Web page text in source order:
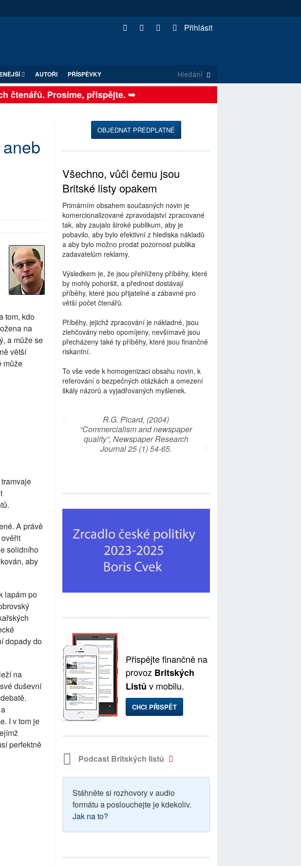
Přihlásit
AUTOŘI PŘÍSPĚVKY
Prosíme, přispějte. ➥
tom, kdo
na
a může se
větší
může
A právě
solidního
aby
lapám po
dopady do
na
duševní
I v tom je
perfektně
OBJEDNAT PŘEDPLATNÉ
Všechno, vůči čemu jsou
Britské listy opakem
Primárním obsahem současných novin je
komercionalizované zpravodajství zpracované
tak, aby zaujalo široké publikum, aby je
pobavilo, aby bylo efektivní z hlediska nákladů
a aby bylo možno prodat pozornost publika
zadavatelům reklamy.
Výsledkem je, že jsou přehlíženy příběhy, které
by mohly pohoršit, a přednost dostávají
příběhy, které jsou přijatelné a zábavné pro
větší počet čtenářů.
Příběhy, jejichž zpracování je nákladné, jsou
zlehčovány nebo opomíjeny, nevšímavě jsou
přecházeny také ty příběhy, které jsou finančně
riskantní.
To vše vede k homogenizaci obsahu novin, k
referování o bezpečných otázkách a omezení
škály názorů a vyjadřovaných myšlenek.
R.G. Picard, (2004)
“Commercialism and newspaper
quality”, Newspaper Research
Journal 25 (1) 54-65.
Přispějte finančně na
provoz Britských
Listů v mobilu.
CHCI PŘISPĚT
Podcast Britských listů
Stáhněte si rozhovory v audio
formátu a poslouchejte je kdekoliv.
Jak na to?